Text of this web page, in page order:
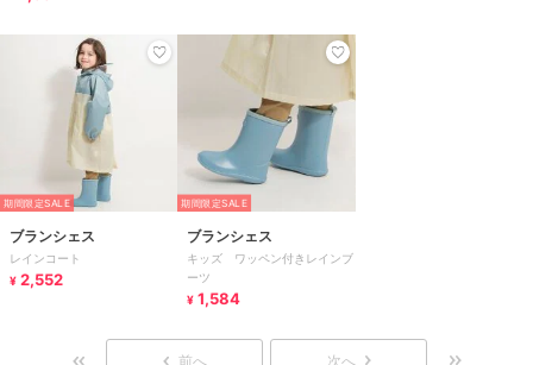
期間限定SALE
ブランシェス
レインコート
¥ 2,552
期間限定SALE
ブランシェス
キッズ ワッペン付きレインブ
ーツ
¥ 1,584
前へ 次へ